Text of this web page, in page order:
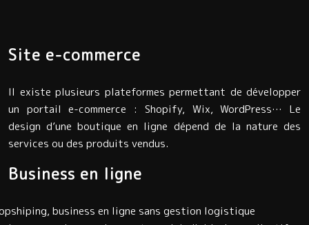
Site e-commerce
Il existe plusieurs plateformes permettant de développer
un portail e-commerce : Shopify, Wix, WordPress… Le
design d’une boutique en ligne dépend de la nature des
services ou des produits vendus.
Business en ligne
business en ligne sans gestion logistique